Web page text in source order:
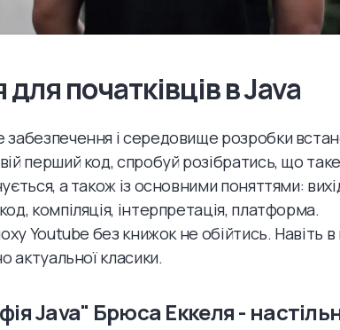
для початківців в Java
і середовище розробки
перший код, спробуй розібратись, що
а також із основними поняттями:
компіляція, інтерпретація, платформа.
Youtube без книжок не обійтись. Навіть
актуальної класики.
Java" Брюса Еккеля -